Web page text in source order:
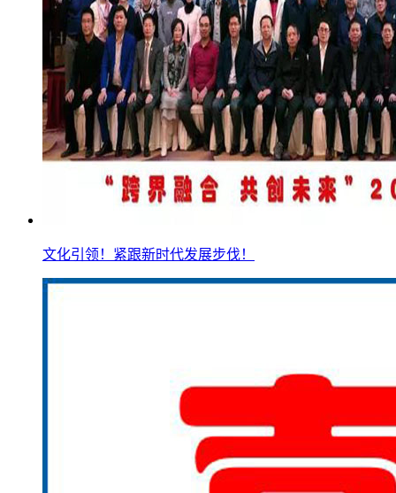
文化引领！紧跟新时代发展步伐！